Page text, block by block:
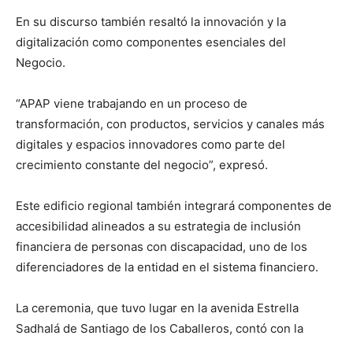
En su discurso también resaltó la innovación y la
digitalización como componentes esenciales del
Negocio.
“APAP viene trabajando en un proceso de
transformación, con productos, servicios y canales más
digitales y espacios innovadores como parte del
crecimiento constante del negocio”, expresó.
Este edificio regional también integrará componentes de
accesibilidad alineados a su estrategia de inclusión
financiera de personas con discapacidad, uno de los
diferenciadores de la entidad en el sistema financiero.
La ceremonia, que tuvo lugar en la avenida Estrella
Sadhalá de Santiago de los Caballeros, contó con la